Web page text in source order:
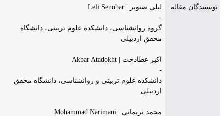
نویسندگان مقاله
لیلی صنوبر | Leli Senobar
گروه روانشناسی، دانشکده علوم تربیتی، دانشگاه
محقق اردبیلی
اکبر عطادخت | Akbar Atadokht
دانشکده علوم تربیتی و روانشناسی، دانشگاه محقق
اردبیلی
محمد نریمانی | Mohammad Narimani